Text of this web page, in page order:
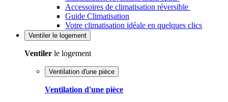
Accessoires de climatisation réversible
Guide Climatisation
Votre climatisation idéale en quelques clics
Ventiler le logement
Ventiler le logement
Ventilation d'une pièce
Ventilation d'une pièce